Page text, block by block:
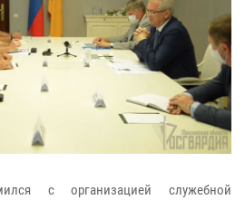
с организацией служебной